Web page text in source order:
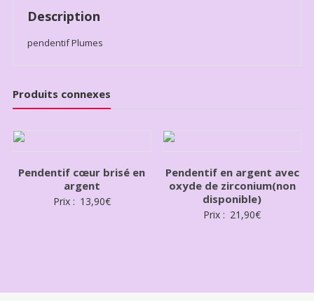
Description
pendentif Plumes
Produits connexes
Pendentif cœur brisé en
argent
Prix : 13,90€
Pendentif en argent avec
oxyde de zirconium(non
disponible)
Prix : 21,90€